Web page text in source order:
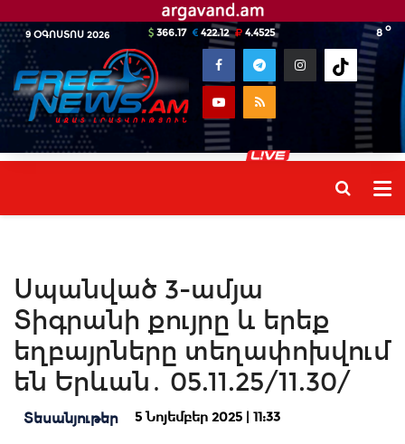
9 ՕԳՈՍՏՈՍ 2026 8 o
366.17 422.12 4.4525
Սպանված 3-ամյա
Տիգրանի քույրը և երեք
եղբայրները տեղափոխվում
են Երևան․ 05.11.25/11.30/
Տեսանյութեր 5 Նոյեմբեր 2025 | 11:33